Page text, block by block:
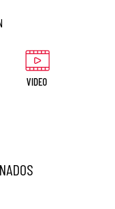
VIDEO